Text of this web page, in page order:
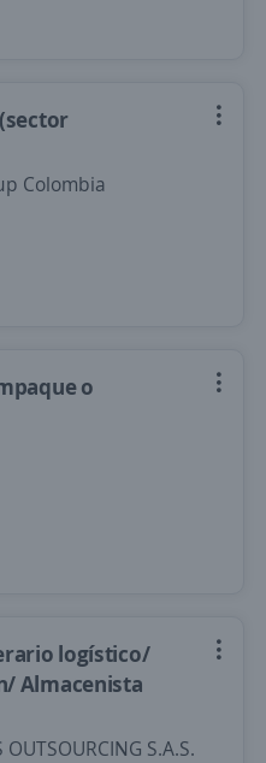
Colombia
o
logístico/
Almacenista
S.A.S.